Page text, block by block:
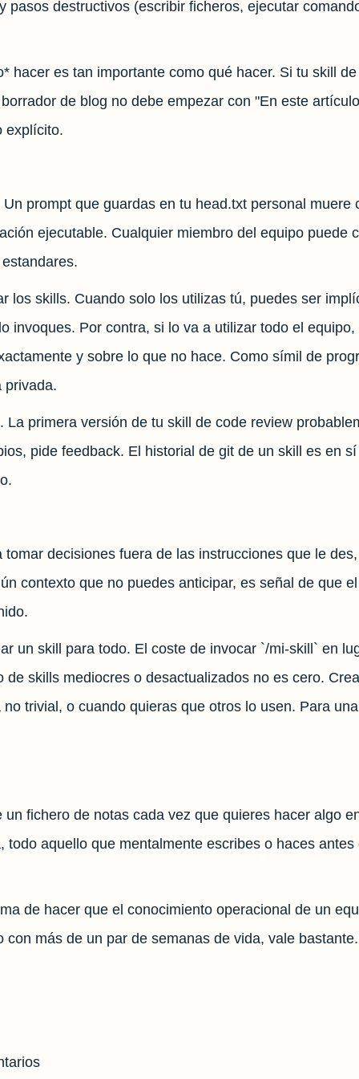
pasos destructivos (escribir ficheros, ejecutar
hacer es tan importante como qué hacer. Si tu skill
de blog no debe empezar con "En este
explícito.
prompt que guardas en tu head.txt personal muere
ejecutable. Cualquier miembro del equipo puede
los skills. Cuando solo los utilizas tú, puedes ser
invoques. Por contra, si lo va a utilizar todo el
y sobre lo que no hace. Como símil de
privada.
primera versión de tu skill de code review
pide feedback. El historial de git de un skill es en
decisiones fuera de las instrucciones que le
contexto que no puedes anticipar, es señal de que
un skill para todo. El coste de invocar `/mi-skill` en
skills mediocres o desactualizados no es cero.
trivial, o cuando quieras que otros lo usen. Para
fichero de notas cada vez que quieres hacer algo
aquello que mentalmente escribes o haces
de hacer que el conocimiento operacional de un
más de un par de semanas de vida, vale bastante.